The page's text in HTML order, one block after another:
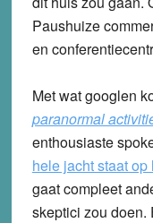
Paushuize
en
Met wat googlen
paranormal
enthousiaste
hele jacht staat
gaat compleet
skeptici zou doen.